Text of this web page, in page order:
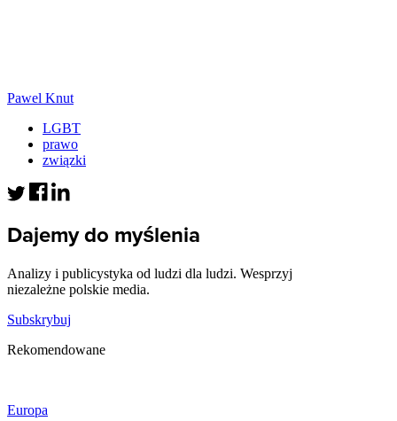
Pawel Knut
LGBT
prawo
związki
Dajemy do myślenia
Analizy i publicystyka od ludzi dla ludzi. Wesprzyj
niezależne polskie media.
Subskrybuj
Rekomendowane
Europa